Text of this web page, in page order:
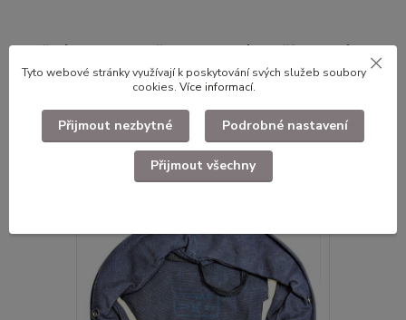
Použité dlouhodobě skladované zboží drobné vady
orezlé druky atd.
Související zboží 1
Tyto webové stránky využívají k poskytování svých služeb soubory
cookies. Více informací.
Přijmout nezbytné Podrobné nastavení
Přijmout všechny